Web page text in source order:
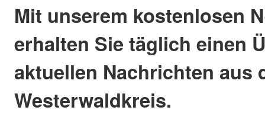
Mit unserem kostenlosen
erhalten Sie täglich einen
aktuellen Nachrichten aus
Westerwaldkreis.